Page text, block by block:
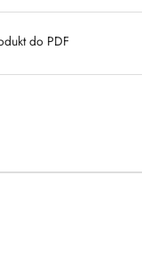
do PDF